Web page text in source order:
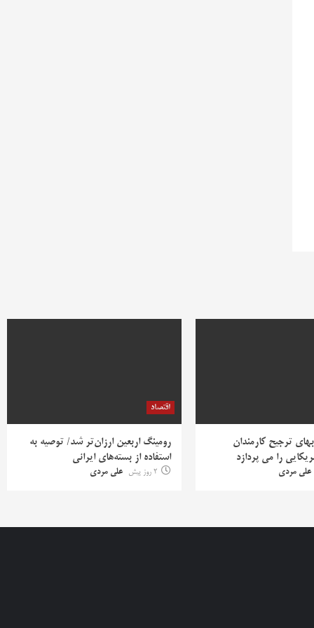
ترجیح کارمندان
را می پردازد
علی مردی
اقتصاد
رومینگ اربعین ارزان‌تر شد/ توصیه به
استفاده از بسته‌های ایرانی
2 روز پیش علی مردی